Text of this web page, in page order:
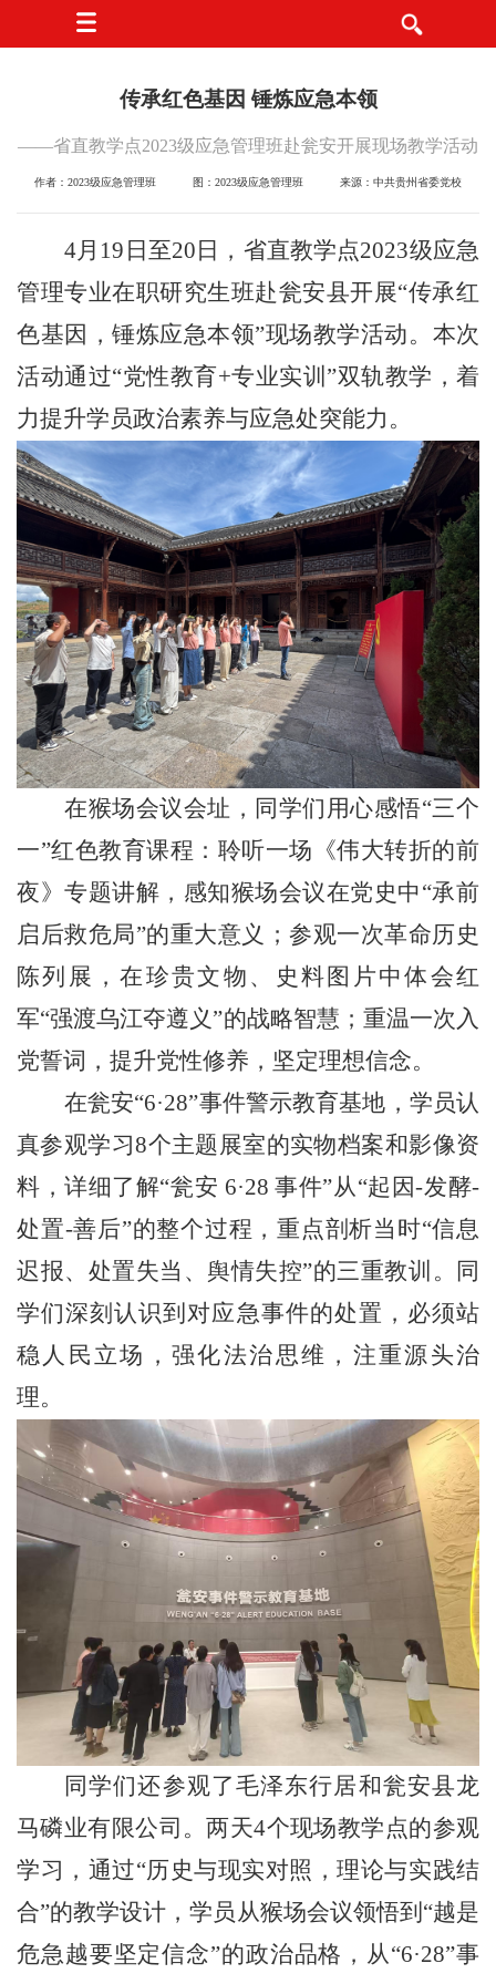
传承红色基因 锤炼应急本领
——省直教学点2023级应急管理班赴瓮安开展现场教学活动
作者：2023级应急管理班 图：2023级应急管理班 来源：中共贵州省委党校
4月19日至20日 ，省直教学点2023级应急
管理专业在职研究生班赴瓮安县开展“传承红
色基因 ，锤炼应急本领”现场教学活动。本次
活动通过“党性教育+专业实训 ”双轨教学，着
力提升学员政治素养与应急处突能力。
在猴场会议会址， 同学们用心感悟“三个
一”红色教育课程：聆听一场《伟大转折的前
夜》专题讲解， 感知猴场会议在党史中“承前
启后救危局”的重大意义；参观一次革命历史
陈列展，在珍贵文物 、 史料图片中体会红
军“强渡乌江夺遵义 ”的战略智慧；重温一次入
党誓词， 提升党性修养， 坚定理想信念。
在瓮安“6·28”事件警示教育基地， 学员认
真参观学习8个主题展室的实物档案和影像资
料，详细了解“瓮安 6·28事件”从 “起因-发酵-
处置-善后”的整个过程， 重点剖析当时“信息
迟报、处置失当、舆情失控”的三重教训 。
同
学们深刻认识到对应急事件的处置， 必须站
稳人民立场 ，强化法治思维 ， 注重源头治
理。
同学们还参观了毛泽东行居和瓮安县龙
马磷业有限公司 。两天4个现场教学点的参观
学习， 通过“历史与现实对照 ，理论与实践结
合”的教学设计，学员从猴场会议领悟到 “越是
危急越要坚定信念”的政治品格， 从“6·28”事